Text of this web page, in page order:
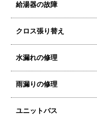
給湯器の故障
クロス張り替え
水漏れの修理
雨漏りの修理
ユニットバス